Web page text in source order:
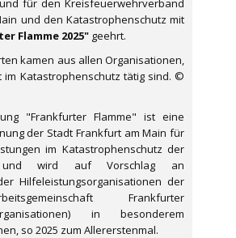
für den Kreisfeuerwehrverband
und den Katastrophenschutz mit
Flamme 2025" geehrt.
"Frankfurter Flamme" ist eine
der Stadt Frankfurt am Main für
im Katastrophenschutz der
und wird auf Vorschlag an
Hilfeleistungsorganisationen der
Frankfurter
in besonderem
so 2025 zum Allererstenmal.